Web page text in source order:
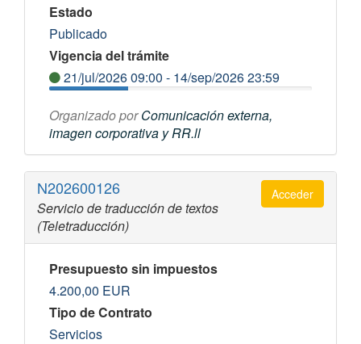
Estado
Publicado
Vigencia del trámite
21/jul/2026 09:00 - 14/sep/2026 23:59
Organizado por Comunicación externa,
imagen corporativa y RR.ll
N202600126
Servicio de traducción de textos
(Teletraducción)
Acceder
Presupuesto sin impuestos
4.200,00 EUR
Tipo de Contrato
Servicios